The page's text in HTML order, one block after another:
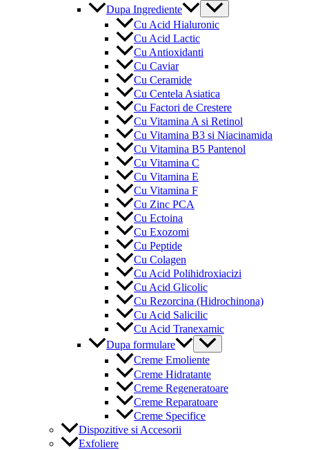
Dupa Ingrediente
Menu
Toggle
Cu Acid Hialuronic
Cu Acid Lactic
Cu Antioxidanti
Cu Caviar
Cu Ceramide
Cu Centela Asiatica
Cu Factori de Crestere
Cu Vitamina A si Retinol
Cu Vitamina B3 si Niacinamida
Cu Vitamina B5 Pantenol
Cu Vitamina C
Cu Vitamina E
Cu Vitamina F
Cu Zinc PCA
Cu Ectoina
Cu Exozomi
Cu Peptide
Cu Colagen
Cu Acid Polihidroxiacizi
Cu Acid Glicolic
Cu Rezorcina (Hidrochinona)
Cu Acid Salicilic
Cu Acid Tranexamic
Dupa formulare
Menu
Toggle
Creme Emoliente
Creme Hidratante
Creme Regeneratoare
Creme Reparatoare
Creme Specifice
Dispozitive si Accesorii
Exfoliere